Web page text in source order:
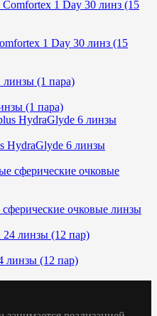
1 Day 30 линз (15
(1 пара)
HydraGlyde 6 линзы
очковые линзы
линзы (12 пар)